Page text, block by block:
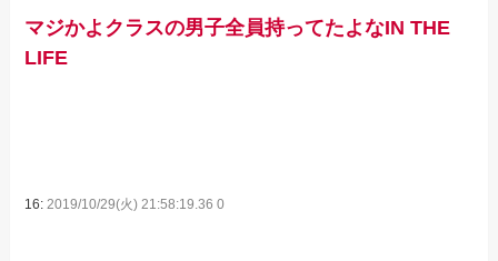
マジかよクラスの男子全員持ってたよなIN THE
LIFE
16:2019/10/29(火) 21:58:19.36 0